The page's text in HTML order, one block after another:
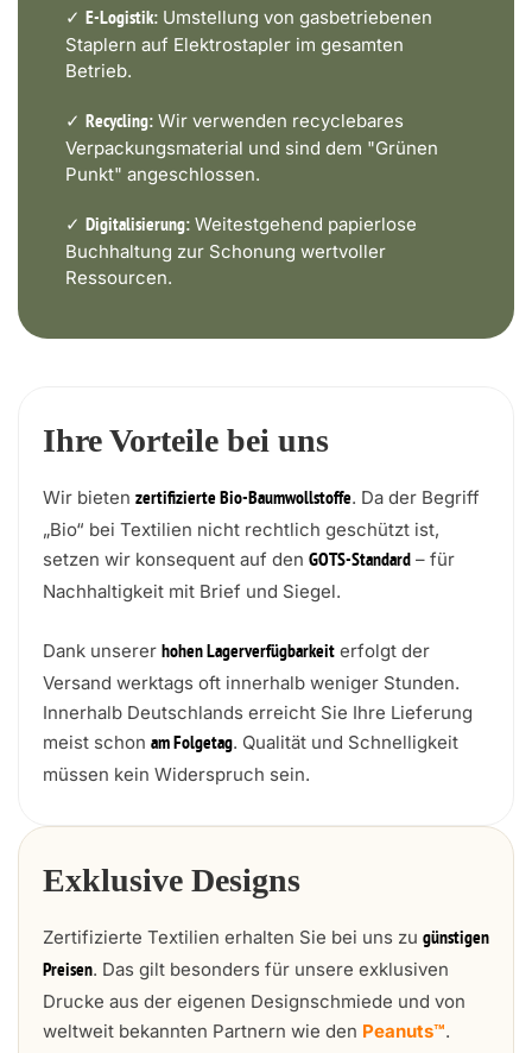
✓ E-Logistik: Umstellung von gasbetriebenen
Staplern auf Elektrostapler im gesamten
Betrieb.
✓ Recycling: Wir verwenden recyclebares
Verpackungsmaterial und sind dem "Grünen
Punkt" angeschlossen.
✓ Digitalisierung: Weitestgehend papierlose
Buchhaltung zur Schonung wertvoller
Ressourcen.
Ihre Vorteile bei uns
Wir bieten zertifizierte Bio-Baumwollstoffe. Da der Begriff
„Bio“ bei Textilien nicht rechtlich geschützt ist,
setzen wir konsequent auf den GOTS-Standard – für
Nachhaltigkeit mit Brief und Siegel.
Dank unserer hohen Lagerverfügbarkeit erfolgt der
Versand werktags oft innerhalb weniger Stunden.
Innerhalb Deutschlands erreicht Sie Ihre Lieferung
meist schon am Folgetag. Qualität und Schnelligkeit
müssen kein Widerspruch sein.
Exklusive Designs
Zertifizierte Textilien erhalten Sie bei uns zu günstigen
Preisen. Das gilt besonders für unsere exklusiven
Drucke aus der eigenen Designschmiede und von
weltweit bekannten Partnern wie den Peanuts™.